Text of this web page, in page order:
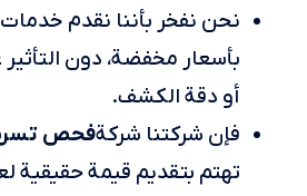
نحن نفخر بأننا نقدم
بأسعار مخفضة، دون
أو دقة الكشف.
فإن شركتنا شركةفحص
تهتم بتقديم قيمة حقيقية